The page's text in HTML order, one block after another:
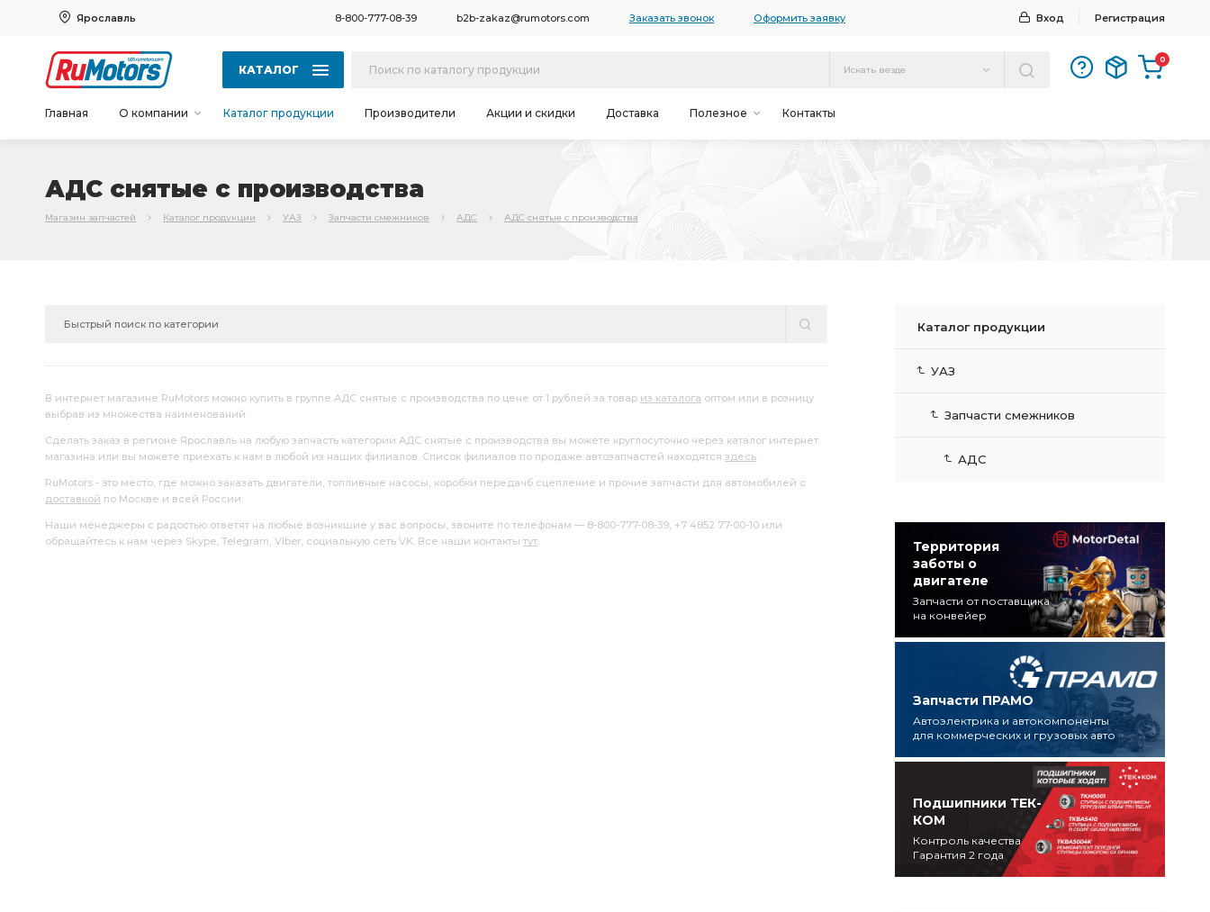
Ярославль 8-800-777-08-39 b2b-zakaz@rumotors.com Заказать звонок Оформить заявку Вход Регистрация
КАТАЛОГ Искать везде
0
Главная О компании Каталог продукции Производители Акции и скидки Доставка Полезное Контакты
АДС снятые с производства
Магазин запчастей Каталог продукции УАЗ Запчасти смежников АДС АДС снятые с производства
В интернет магазине RuMotors можно купить в группе АДС снятые с производства по цене от 1 рублей за товар из каталога оптом или в розницу
выбрав из множества наименований.
Сделать заказ в регионе Ярославль на любую запчасть категории АДС снятые с производства вы можете круглосуточно через каталог интернет
магазина или вы можете приехать к нам в любой из наших филиалов. Список филиалов по продаже автозапчастей находятся здесь.
RuMotors - это место, где можно заказать двигатели, топливные насосы, коробки передачб сцепление и прочие запчасти для автомобилей с
доставкой по Москве и всей России.
Наши менеджеры с радостью ответят на любые возникшие у вас вопросы, звоните по телефонам — 8-800-777-08-39, +7 4852 77-00-10 или
обращайтесь к нам через Skype, Telegram, Viber, социальную сеть VK. Все наши контакты тут.
Каталог продукции
УАЗ
Запчасти смежников
АДС
Территория
заботы о
двигателе
Запчасти от поставщика
на конвейер
Запчасти ПРАМО
Автоэлектрика и автокомпоненты
для коммерческих и грузовых авто
Подшипники ТЕК-
КОМ
Контроль качества
Гарантия 2 года